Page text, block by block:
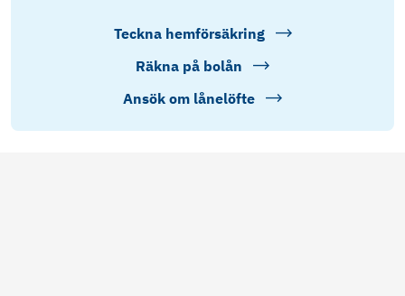
Teckna hemförsäkring
Räkna på bolån
Ansök om lånelöfte